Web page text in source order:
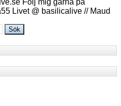
Livet @ basilicalive // Maud